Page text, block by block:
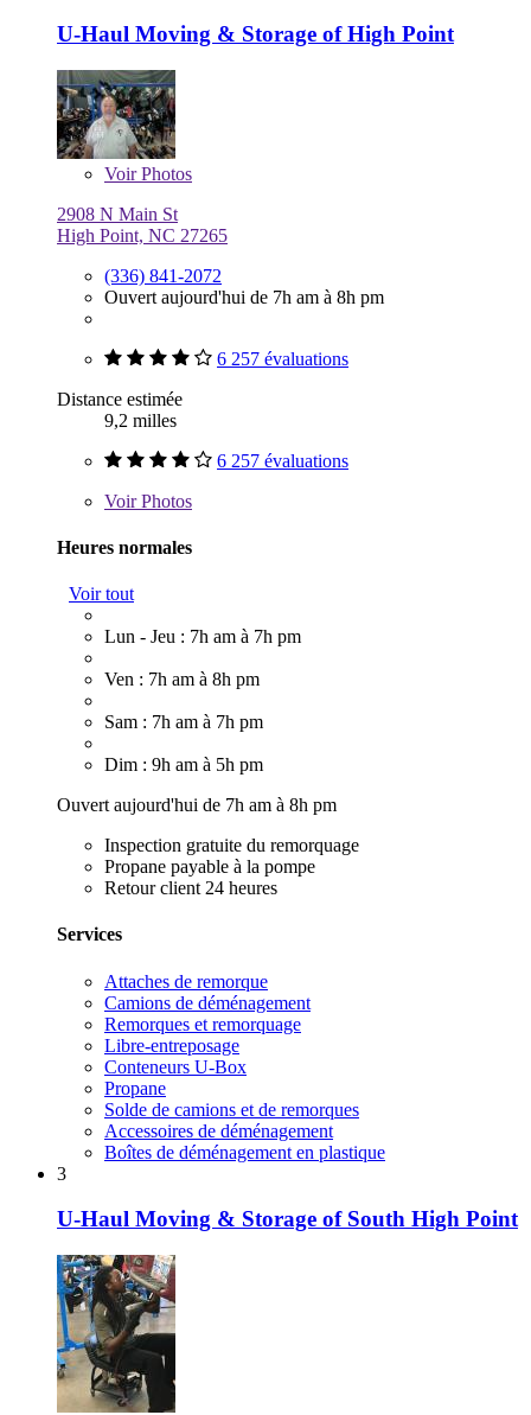
U-Haul Moving & Storage of High Point
VoirPhotos
2908 N Main St
High Point, NC 27265
(336) 841-2072
Ouvert aujourd'hui de 7h am à 8h pm
6 257 évaluations
Distance estimée
9,2 milles
6 257 évaluations
VoirPhotos
Heures normales
Voir tout
Lun - Jeu : 7h am à 7h pm
Ven : 7h am à 8h pm
Sam : 7h am à 7h pm
Dim : 9h am à 5h pm
Ouvert aujourd'hui de 7h am à 8h pm
Inspection gratuite du remorquage
Propane payable à la pompe
Retour client 24 heures
Services
Attaches de remorque
Camions de déménagement
Remorques et remorquage
Libre-entreposage
Conteneurs U-Box
Propane
Solde de camions et de remorques
Accessoires de déménagement
Boîtes de déménagement en plastique
3
U-Haul Moving & Storage of South High Point